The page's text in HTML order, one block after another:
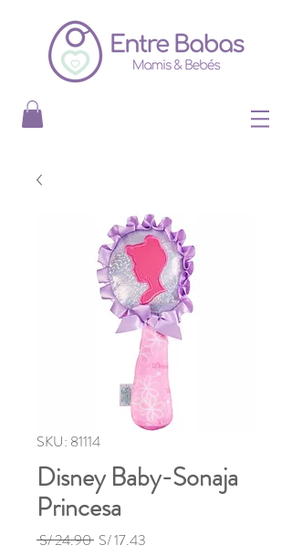
SKU: 81114
Disney Baby-Sonaja
Princesa
S/ 24.90 Precio
S/ 17.43